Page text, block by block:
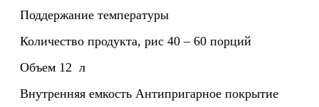
Поддержание температуры
Количество продукта, рис 40 – 60 порций
Объем 12 л
Внутренняя емкость Антипригарное покрытие